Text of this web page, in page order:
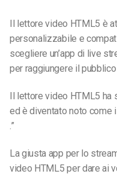
Il lettore video HTML5 è
personalizzabile e
scegliere un’app di live
per raggiungere il
Il lettore video HTML5
ed è diventato noto come
.”
La giusta app per lo
video HTML5 per dare ai